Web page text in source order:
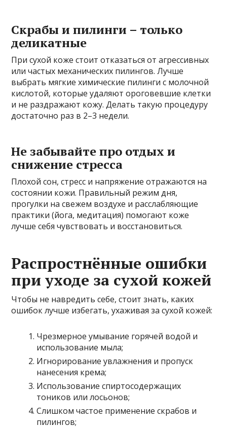
Скрабы и пилинги – только
деликатные
При сухой коже стоит отказаться от агрессивных
или частых механических пилингов. Лучше
выбрать мягкие химические пилинги с молочной
кислотой, которые удаляют ороговевшие клетки
и не раздражают кожу. Делать такую процедуру
достаточно раз в 2–3 недели.
Не забывайте про отдых и
снижение стресса
Плохой сон, стресс и напряжение отражаются на
состоянии кожи. Правильный режим дня,
прогулки на свежем воздухе и расслабляющие
практики (йога, медитация) помогают коже
лучше себя чувствовать и восстановиться.
Распростнённые ошибки
при уходе за сухой кожей
Чтобы не навредить себе, стоит знать, каких
ошибок лучше избегать, ухаживая за сухой кожей:
Чрезмерное умывание горячей водой и
использование мыла;
Игнорирование увлажнения и пропуск
нанесения крема;
Использование спиртосодержащих
тоников или лосьонов;
Слишком частое применение скрабов и
пилингов;